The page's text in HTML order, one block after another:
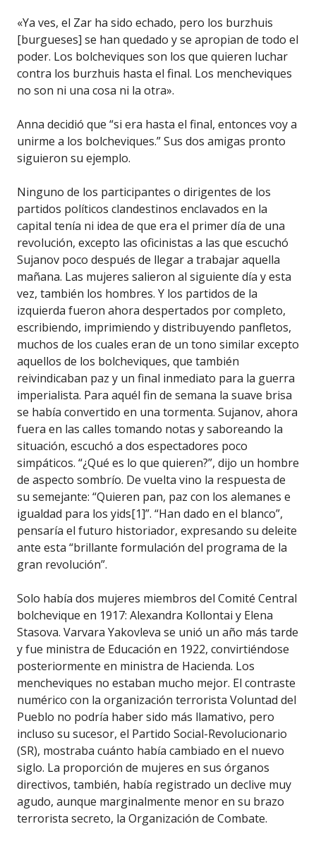
«Ya ves, el Zar ha sido echado, pero los burzhuis
[burgueses] se han quedado y se apropian de todo el
poder. Los bolcheviques son los que quieren luchar
contra los burzhuis hasta el final. Los mencheviques
no son ni una cosa ni la otra».
Anna decidió que “si era hasta el final, entonces voy a
unirme a los bolcheviques.” Sus dos amigas pronto
siguieron su ejemplo.
Ninguno de los participantes o dirigentes de los
partidos políticos clandestinos enclavados en la
capital tenía ni idea de que era el primer día de una
revolución, excepto las oficinistas a las que escuchó
Sujanov poco después de llegar a trabajar aquella
mañana. Las mujeres salieron al siguiente día y esta
vez, también los hombres. Y los partidos de la
izquierda fueron ahora despertados por completo,
escribiendo, imprimiendo y distribuyendo panfletos,
muchos de los cuales eran de un tono similar excepto
aquellos de los bolcheviques, que también
reivindicaban paz y un final inmediato para la guerra
imperialista. Para aquél fin de semana la suave brisa
se había convertido en una tormenta. Sujanov, ahora
fuera en las calles tomando notas y saboreando la
situación, escuchó a dos espectadores poco
simpáticos. “¿Qué es lo que quieren?”, dijo un hombre
de aspecto sombrío. De vuelta vino la respuesta de
su semejante: “Quieren pan, paz con los alemanes e
igualdad para los yids[1]”. “Han dado en el blanco”,
pensaría el futuro historiador, expresando su deleite
ante esta “brillante formulación del programa de la
gran revolución”.
Solo había dos mujeres miembros del Comité Central
bolchevique en 1917: Alexandra Kollontai y Elena
Stasova. Varvara Yakovleva se unió un año más tarde
y fue ministra de Educación en 1922, convirtiéndose
posteriormente en ministra de Hacienda. Los
mencheviques no estaban mucho mejor. El contraste
numérico con la organización terrorista Voluntad del
Pueblo no podría haber sido más llamativo, pero
incluso su sucesor, el Partido Social-Revolucionario
(SR), mostraba cuánto había cambiado en el nuevo
siglo. La proporción de mujeres en sus órganos
directivos, también, había registrado un declive muy
agudo, aunque marginalmente menor en su brazo
terrorista secreto, la Organización de Combate.